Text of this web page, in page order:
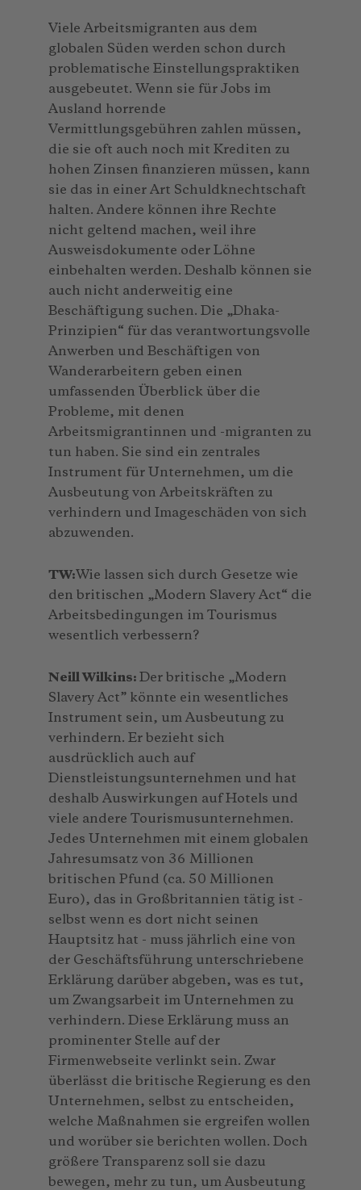
Viele Arbeitsmigranten aus dem
globalen Süden werden schon durch
problematische Einstellungspraktiken
ausgebeutet. Wenn sie für Jobs im
Ausland horrende
Vermittlungsgebühren zahlen müssen,
die sie oft auch noch mit Krediten zu
hohen Zinsen finanzieren müssen, kann
sie das in einer Art Schuldknechtschaft
halten. Andere können ihre Rechte
nicht geltend machen, weil ihre
Ausweisdokumente oder Löhne
einbehalten werden. Deshalb können sie
auch nicht anderweitig eine
Beschäftigung suchen. Die „Dhaka-
Prinzipien“ für das verantwortungsvolle
Anwerben und Beschäftigen von
Wanderarbeitern geben einen
umfassenden Überblick über die
Probleme, mit denen
Arbeitsmigrantinnen und -migranten zu
tun haben. Sie sind ein zentrales
Instrument für Unternehmen, um die
Ausbeutung von Arbeitskräften zu
verhindern und Imageschäden von sich
abzuwenden.
TW:Wie lassen sich durch Gesetze wie
den britischen „Modern Slavery Act“ die
Arbeitsbedingungen im Tourismus
wesentlich verbessern?
Neill Wilkins: Der britische „Modern
Slavery Act” könnte ein wesentliches
Instrument sein, um Ausbeutung zu
verhindern. Er bezieht sich
ausdrücklich auch auf
Dienstleistungsunternehmen und hat
deshalb Auswirkungen auf Hotels und
viele andere Tourismusunternehmen.
Jedes Unternehmen mit einem globalen
Jahresumsatz von 36 Millionen
britischen Pfund (ca. 50 Millionen
Euro), das in Großbritannien tätig ist -
selbst wenn es dort nicht seinen
Hauptsitz hat - muss jährlich eine von
der Geschäftsführung unterschriebene
Erklärung darüber abgeben, was es tut,
um Zwangsarbeit im Unternehmen zu
verhindern. Diese Erklärung muss an
prominenter Stelle auf der
Firmenwebseite verlinkt sein. Zwar
überlässt die britische Regierung es den
Unternehmen, selbst zu entscheiden,
welche Maßnahmen sie ergreifen wollen
und worüber sie berichten wollen. Doch
größere Transparenz soll sie dazu
bewegen, mehr zu tun, um Ausbeutung